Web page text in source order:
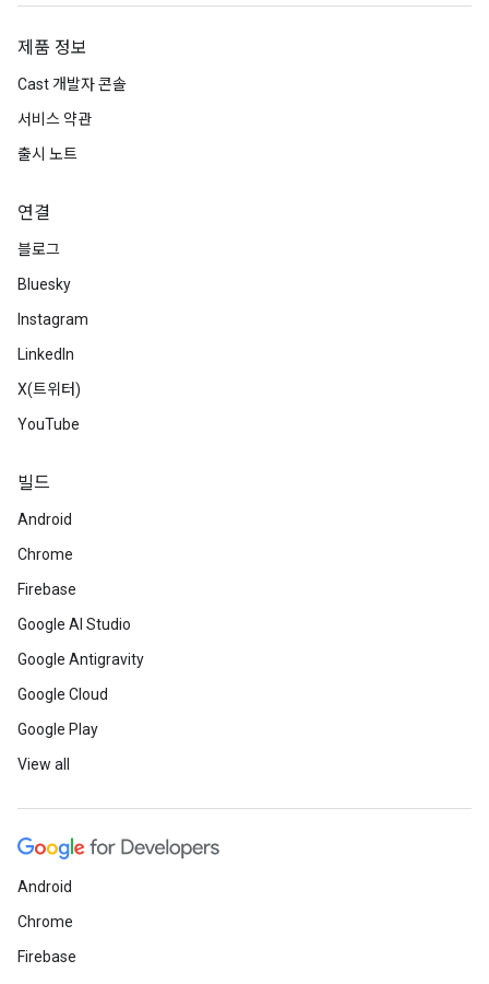
제품 정보
Cast 개발자 콘솔
서비스 약관
출시 노트
연결
블로그
Bluesky
Instagram
LinkedIn
X(트위터)
YouTube
빌드
Android
Chrome
Firebase
Google AI Studio
Google Antigravity
Google Cloud
Google Play
View all
Android
Chrome
Firebase